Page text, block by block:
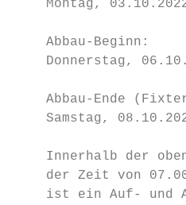
Montag,
Abbau-Beginn:
Donnerstag,
Abbau-Ende
Samstag,
Innerhalb der
der Zeit von
ist ein Auf- und